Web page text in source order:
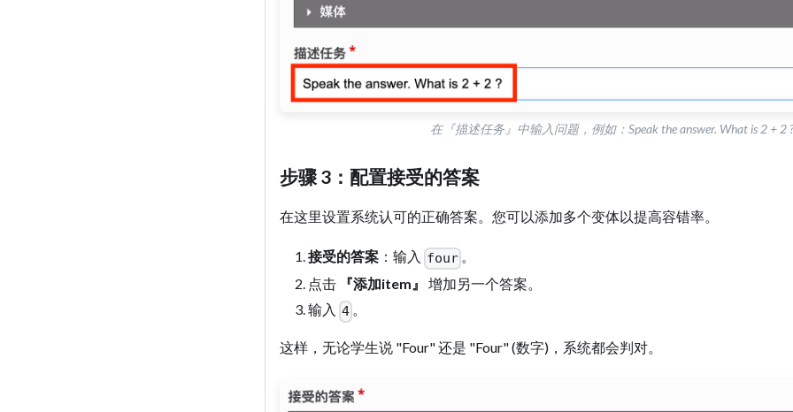
在『描述任务』中输入问题，例如：Speak the answer. What is 2 + 2 ?
步骤 3：配置接受的答案
在这里设置系统认可的正确答案。您可以添加多个变体以提高容错率。
接受的答案 ：输入 four 。
点击
『添加item』
增加另一个答案。
输入 4 。
这样，无论学生说 "Four" 还是 "Four" (数字)，系统都会判对。